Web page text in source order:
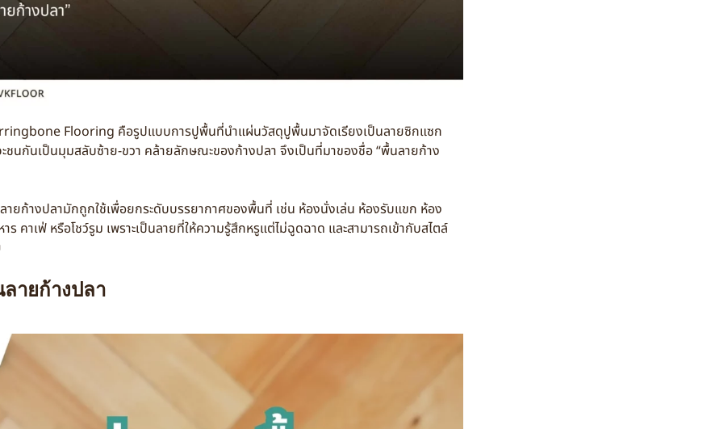
Flooring คือรูปแบบการปูพื้นที่นำแผ่นวัสดุปูพื้นมาจัดเรียงเป็นลายซิกแซก
ชนกันเป็นมุมสลับซ้าย-ขวา คล้ายลักษณะของก้างปลา จึงเป็นที่มาของชื่อ “พื้นลายก้าง
ยก้างปลามักถูกใช้เพื่อยกระดับบรรยากาศของพื้นที่ เช่น ห้องนั่งเล่น ห้องรับแขก ห้อง
ร คาเฟ่ หรือโชว์รูม เพราะเป็นลายที่ให้ความรู้สึกหรูแต่ไม่ฉูดฉาด และสามารถเข้ากับสไตล์
ายก้างปลา